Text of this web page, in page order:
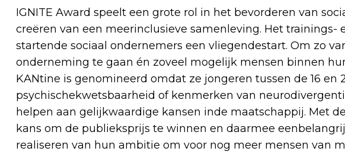
IGNITE Award speelt een grote rol in het bevorderen van
creëren van een meerinclusieve samenleving. Het trainings-
startende sociaal ondernemers een vliegendestart. Om zo
onderneming te gaan én zoveel mogelijk mensen binnen
KANtine is genomineerd omdat ze jongeren tussen de 16 en
psychischekwetsbaarheid of kenmerken van
helpen aan gelijkwaardige kansen inde maatschappij. Met
kans om de publieksprijs te winnen en daarmee
realiseren van hun ambitie om voor nog meer mensen van